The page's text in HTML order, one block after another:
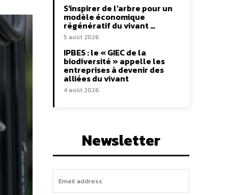
S’inspirer de l’arbre pour un
modèle économique
régénératif du vivant …
5 août 2026
IPBES : le « GIEC de la
biodiversité » appelle les
entreprises à devenir des
alliées du vivant
4 août 2026
Newsletter